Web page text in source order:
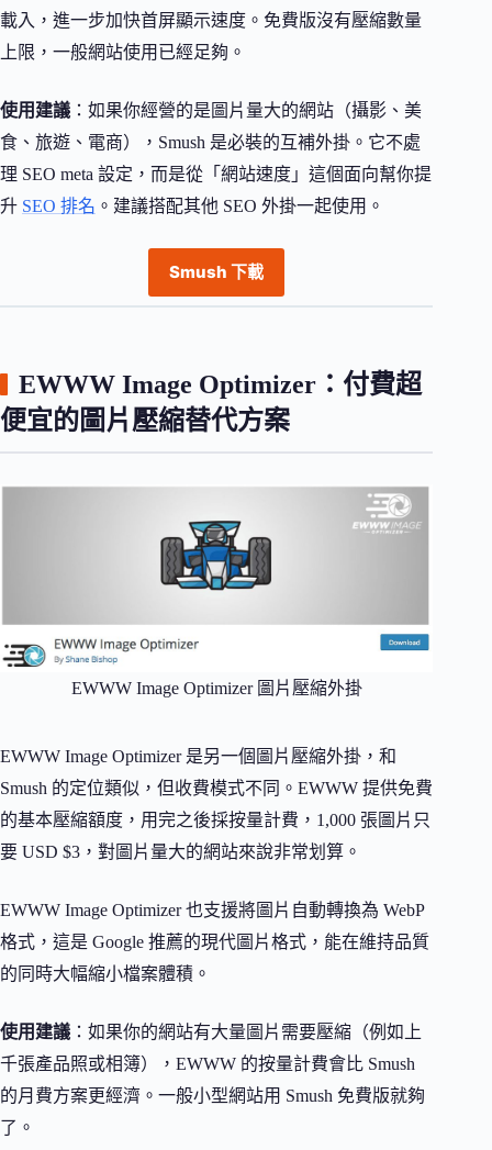
載入，進一步加快首屏顯示速度。免費版沒有壓縮數量
上限，一般網站使用已經足夠。
使用建議 ：如果你經營的是圖片量大的網站（攝影、美
食、旅遊、電商），Smush 是必裝的互補外掛。它不處
理 SEO meta 設定，而是從「網站速度」這個面向幫你提
升 SEO 排名 。建議搭配其他 SEO 外掛一起使用。
Smush 下載
EWWW Image Optimizer：付費超
便宜的圖片壓縮替代方案
EWWW Image Optimizer 圖片壓縮外掛
EWWW Image Optimizer 是另一個圖片壓縮外掛，和
Smush 的定位類似，但收費模式不同。EWWW 提供免費
的基本壓縮額度，用完之後採按量計費，1,000 張圖片只
要 USD $3，對圖片量大的網站來說非常划算。
EWWW Image Optimizer 也支援將圖片自動轉換為 WebP
格式，這是 Google 推薦的現代圖片格式，能在維持品質
的同時大幅縮小檔案體積。
使用建議 ：如果你的網站有大量圖片需要壓縮（例如上
千張產品照或相簿），EWWW 的按量計費會比 Smush
的月費方案更經濟。一般小型網站用 Smush 免費版就夠
了。